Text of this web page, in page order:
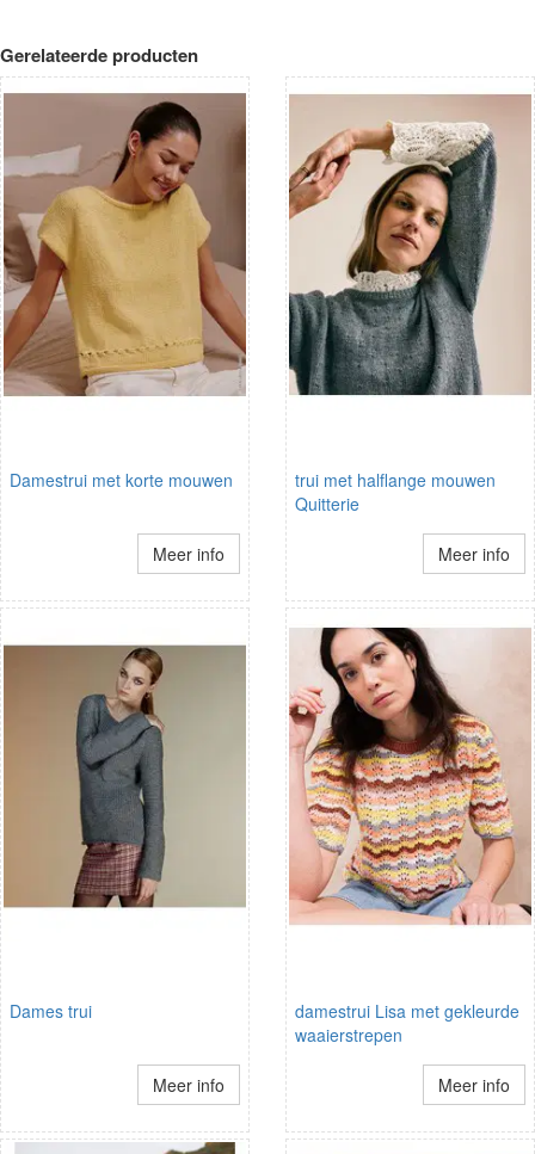
Gerelateerde producten
Damestrui met korte mouwen
Meer info
trui met halflange mouwen
Quitterie
Meer info
Dames trui
Meer info
damestrui Lisa met gekleurde
waaierstrepen
Meer info